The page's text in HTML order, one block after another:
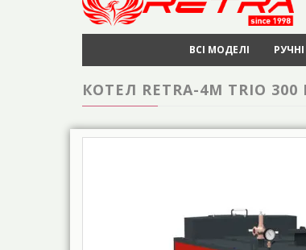
ВСІ МОДЕЛІ
КОТЕЛ RETRA-4М TRIO 300